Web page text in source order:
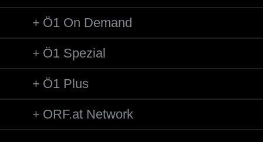
Ö1 On Demand
Ö1 Spezial
Ö1 Plus
ORF.at Network